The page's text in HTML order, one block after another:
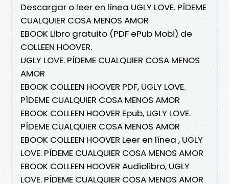
Descargar o leer en línea UGLY LOVE. PÍDEME
CUALQUIER COSA MENOS AMOR
EBOOK Libro gratuito (PDF ePub Mobi) de
COLLEEN HOOVER.
UGLY LOVE. PÍDEME CUALQUIER COSA MENOS
AMOR
EBOOK COLLEEN HOOVER PDF, UGLY LOVE.
PÍDEME CUALQUIER COSA MENOS AMOR
EBOOK COLLEEN HOOVER Epub, UGLY LOVE.
PÍDEME CUALQUIER COSA MENOS AMOR
EBOOK COLLEEN HOOVER Leer en línea , UGLY
LOVE. PÍDEME CUALQUIER COSA MENOS AMOR
EBOOK COLLEEN HOOVER Audiolibro, UGLY
LOVE. PÍDEME CUALQUIER COSA MENOS AMOR